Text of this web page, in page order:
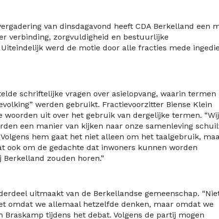
van dinsdagavond heeft CDA Berkelland een
verbinding, zorgvuldigheid en bestuurlijke
werd de motie door alle fracties mede
schriftelijke vragen over asielopvang, waarin termen
werden gebruikt. Fractievoorzitter Biense Klein
uit over het gebruik van dergelijke termen. “Wij
een manier van kijken naar onze samenleving
hem gaat het niet alleen om het taalgebruik,
ook om de gedachte dat inwoners kunnen worden
zouden horen.”
uitmaakt van de Berkellandse gemeenschap.
omdat we allemaal hetzelfde denken, maar omdat we
Braskamp tijdens het debat. Volgens de partij mogen